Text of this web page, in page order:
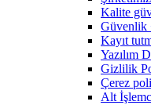
Kalite
Güvenlik
Kayıt
Yazılım
Gizlilik
Çerez
Alt